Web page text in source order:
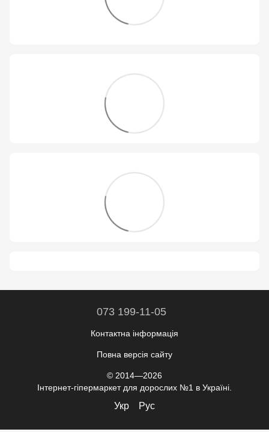
073 199-11-05
Контактна інформація
Повна версія сайту
© 2014—2026
Інтернет-гіпермаркет для дорослих №1 в Україні.
Укр Рус